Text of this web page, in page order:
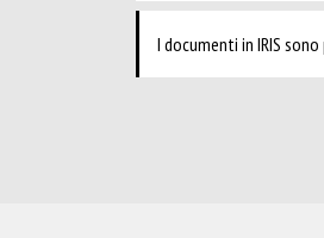
I documenti in IRIS